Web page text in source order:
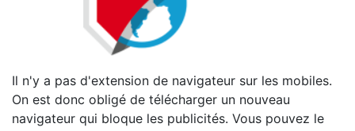
Il n'y a pas d'extension de navigateur sur les mobiles.
On est donc obligé de télécharger un nouveau
navigateur qui bloque les publicités. Vous pouvez le